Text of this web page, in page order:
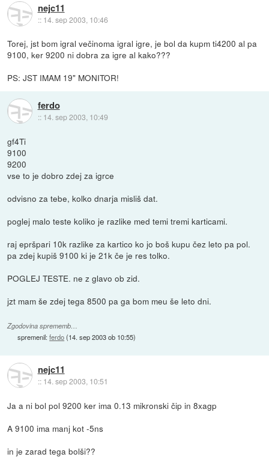
nejc11
:: 14. sep 2003, 10:46
Torej, jst bom igral večinoma igral igre, je bol da kupm ti4200 al pa
9100, ker 9200 ni dobra za igre al kako???
PS: JST IMAM 19" MONITOR!
ferdo
:: 14. sep 2003, 10:49
gf4Ti
9100
9200
vse to je dobro zdej za igrce
odvisno za tebe, kolko dnarja misliš dat.
poglej malo teste koliko je razlike med temi tremi karticami.
raj epršpari 10k razlike za kartico ko jo boš kupu čez leto pa pol.
pa zdej kupiš 9100 ki je 21k če je res tolko.
POGLEJ TESTE. ne z glavo ob zid.
jzt mam še zdej tega 8500 pa ga bom meu še leto dni.
Zgodovina sprememb…
spremenil:ferdo(14. sep 2003 ob 10:55)
nejc11
:: 14. sep 2003, 10:51
Ja a ni bol pol 9200 ker ima 0.13 mikronski čip in 8xagp
A 9100 ima manj kot -5ns
in je zarad tega bolši??